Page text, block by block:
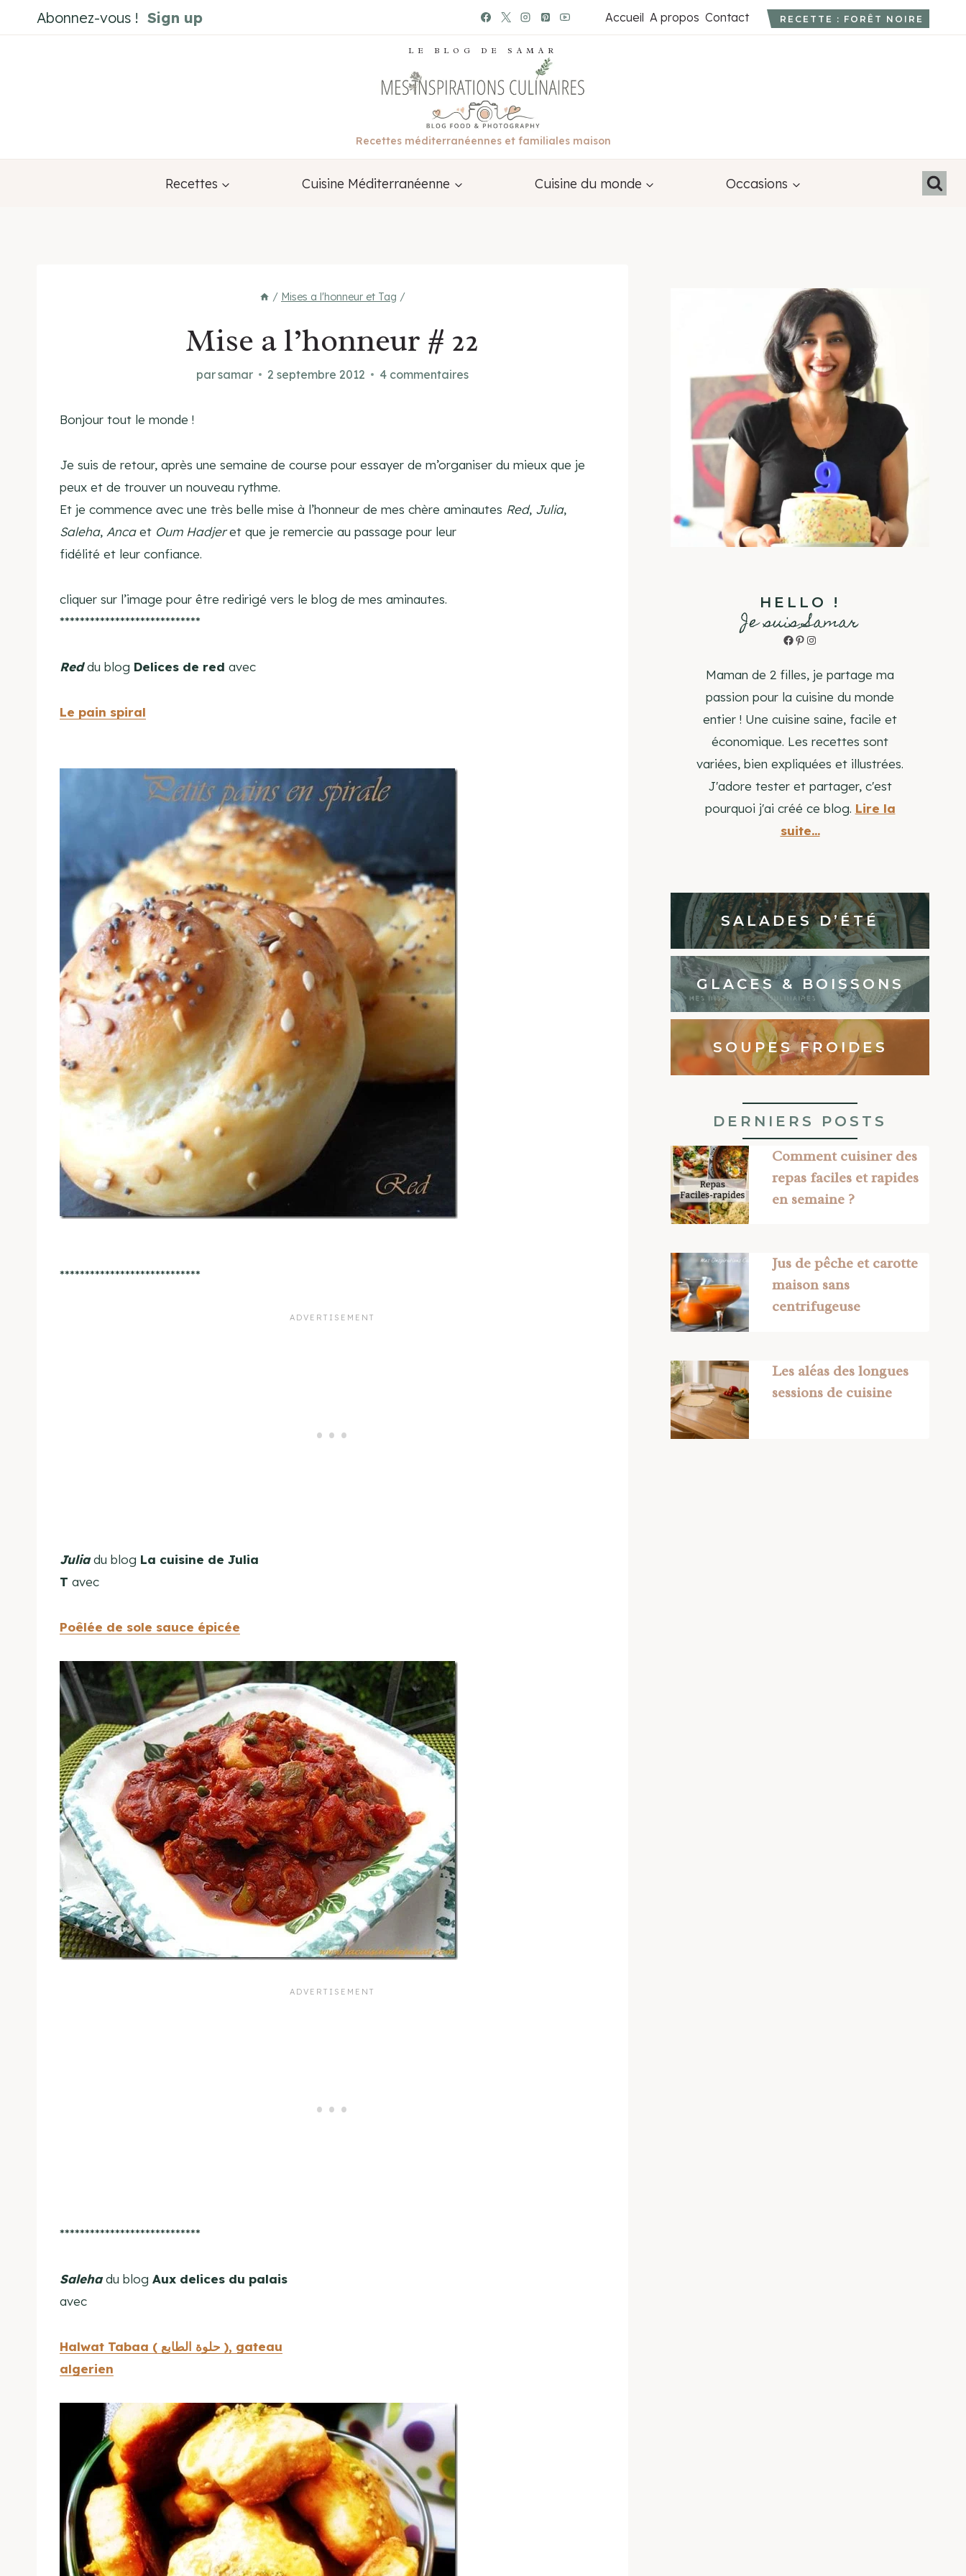
au
Abonnez-vous ! Sign up Accueil A propos Contact RECETTE : FORÊT NOIRE
LE BLOG DE SAMAR
Recettes méditerranéennes et familiales maison
Recettes Cuisine Méditerranéenne Cuisine du monde Occasions
/ Mises a l'honneur et Tag /
Mise a l’honneur # 22
parsamar 2 septembre 2012 4 commentaires
Bonjour tout le monde !
Je suis de retour, après une semaine de course pour essayer de m’organiser du mieux que je
peux et de trouver un nouveau rythme.
Et je commence avec une très belle mise à l’honneur de mes chère aminautes Red, Julia,
Saleha, Ancaet Oum Hadjeret que je remercie au passage pour leur
fidélité et leur confiance.
cliquer sur l’image pour être redirigé vers le blog de mes aminautes.
****************************
Reddu blog Delices de red avec
Le pain spiral
****************************
Juliadu blog La cuisine de Julia
T avec
Poêlée de sole sauce épicée
****************************
Salehadu blog Aux delices du palais
avec
Halwat Tabaa ( حلوة الطابع ), gateau
algerien
HELLO !
Je suis Samar
Facebook
Pinterest
Instagram
Maman de 2 filles, je partage ma
passion pour la cuisine du monde
entier ! Une cuisine saine, facile et
économique. Les recettes sont
variées, bien expliquées et illustrées.
J'adore tester et partager, c'est
pourquoi j'ai créé ce blog. Lire la
suite...
SALADES D’ÉTÉ
GLACES & BOISSONS
SOUPES FROIDES
DERNIERS POSTS
Comment cuisiner des
repas faciles et rapides
en semaine ?
Jus de pêche et carotte
maison sans
centrifugeuse
Les aléas des longues
sessions de cuisine